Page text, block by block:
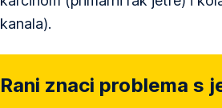
kanala).
Rani znaci problema s